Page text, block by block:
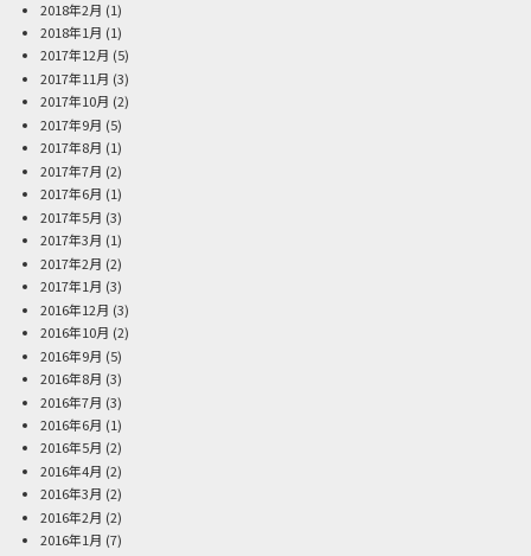
2018年2月 (1)
2018年1月 (1)
2017年12月 (5)
2017年11月 (3)
2017年10月 (2)
2017年9月 (5)
2017年8月 (1)
2017年7月 (2)
2017年6月 (1)
2017年5月 (3)
2017年3月 (1)
2017年2月 (2)
2017年1月 (3)
2016年12月 (3)
2016年10月 (2)
2016年9月 (5)
2016年8月 (3)
2016年7月 (3)
2016年6月 (1)
2016年5月 (2)
2016年4月 (2)
2016年3月 (2)
2016年2月 (2)
2016年1月 (7)